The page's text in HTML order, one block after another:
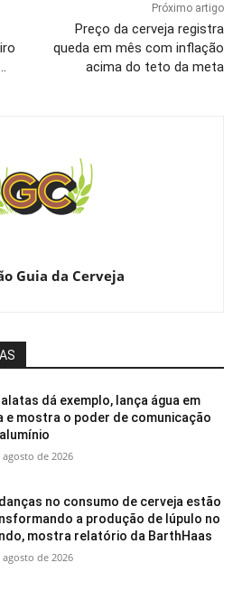
Próximo artigo
Preço da cerveja registra
queda em mês com inflação
acima do teto da meta
Guia da Cerveja
dá exemplo, lança água em
e mostra o poder de comunicação
agosto de 2026
no consumo de cerveja estão
a produção de lúpulo no
mostra relatório da BarthHaas
agosto de 2026